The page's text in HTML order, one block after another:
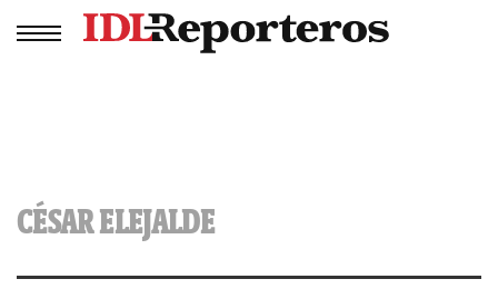
CÉSAR ELEJALDE